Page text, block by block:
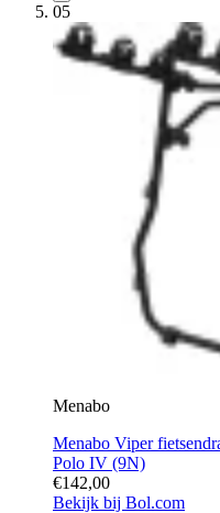
05
Menabo
Menabo Viper
Polo IV (9N)
€142,00
Bekijk bij Bol.com